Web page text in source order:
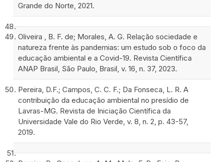
Grande do Norte, 2021.
Oliveira , B. F. de; Morales, A. G. Relação sociedade e
natureza frente às pandemias: um estudo sob o foco da
educação ambiental e a Covid-19. Revista Científica
ANAP Brasil, São Paulo, Brasil, v. 16, n. 37, 2023.
Pereira, D.F.; Campos, C. C. F.; Da Fonseca, L. R. A
contribuição da educação ambiental no presídio de
Lavras-MG. Revista de Iniciação Científica da
Universidade Vale do Rio Verde, v. 8, n. 2, p. 43-57,
2019.